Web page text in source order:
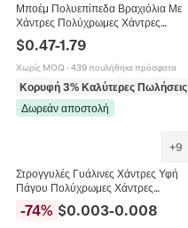
Μποέμ Πολυεπίπεδα Βραχιόλια Με
Χάντρες Πολύχρωμες Χάντρες
Για Γυναίκες
$0.47-1.79
Χωρίς MOQ · 439 πουλήθηκε πρόσφατα
Κορυφή 3% Καλύτερες Πωλήσεις
Δωρεάν αποστολή
+9
Στρογγυλές Γυάλινες Χάντρες Υφή
Πάγου Πολύχρωμες Χάντρες
Διαχωριστικά Για DIY Κατασκευή
Κοσμημάτων Βραχιόλια Κολιέ
-74% $0.003-0.008